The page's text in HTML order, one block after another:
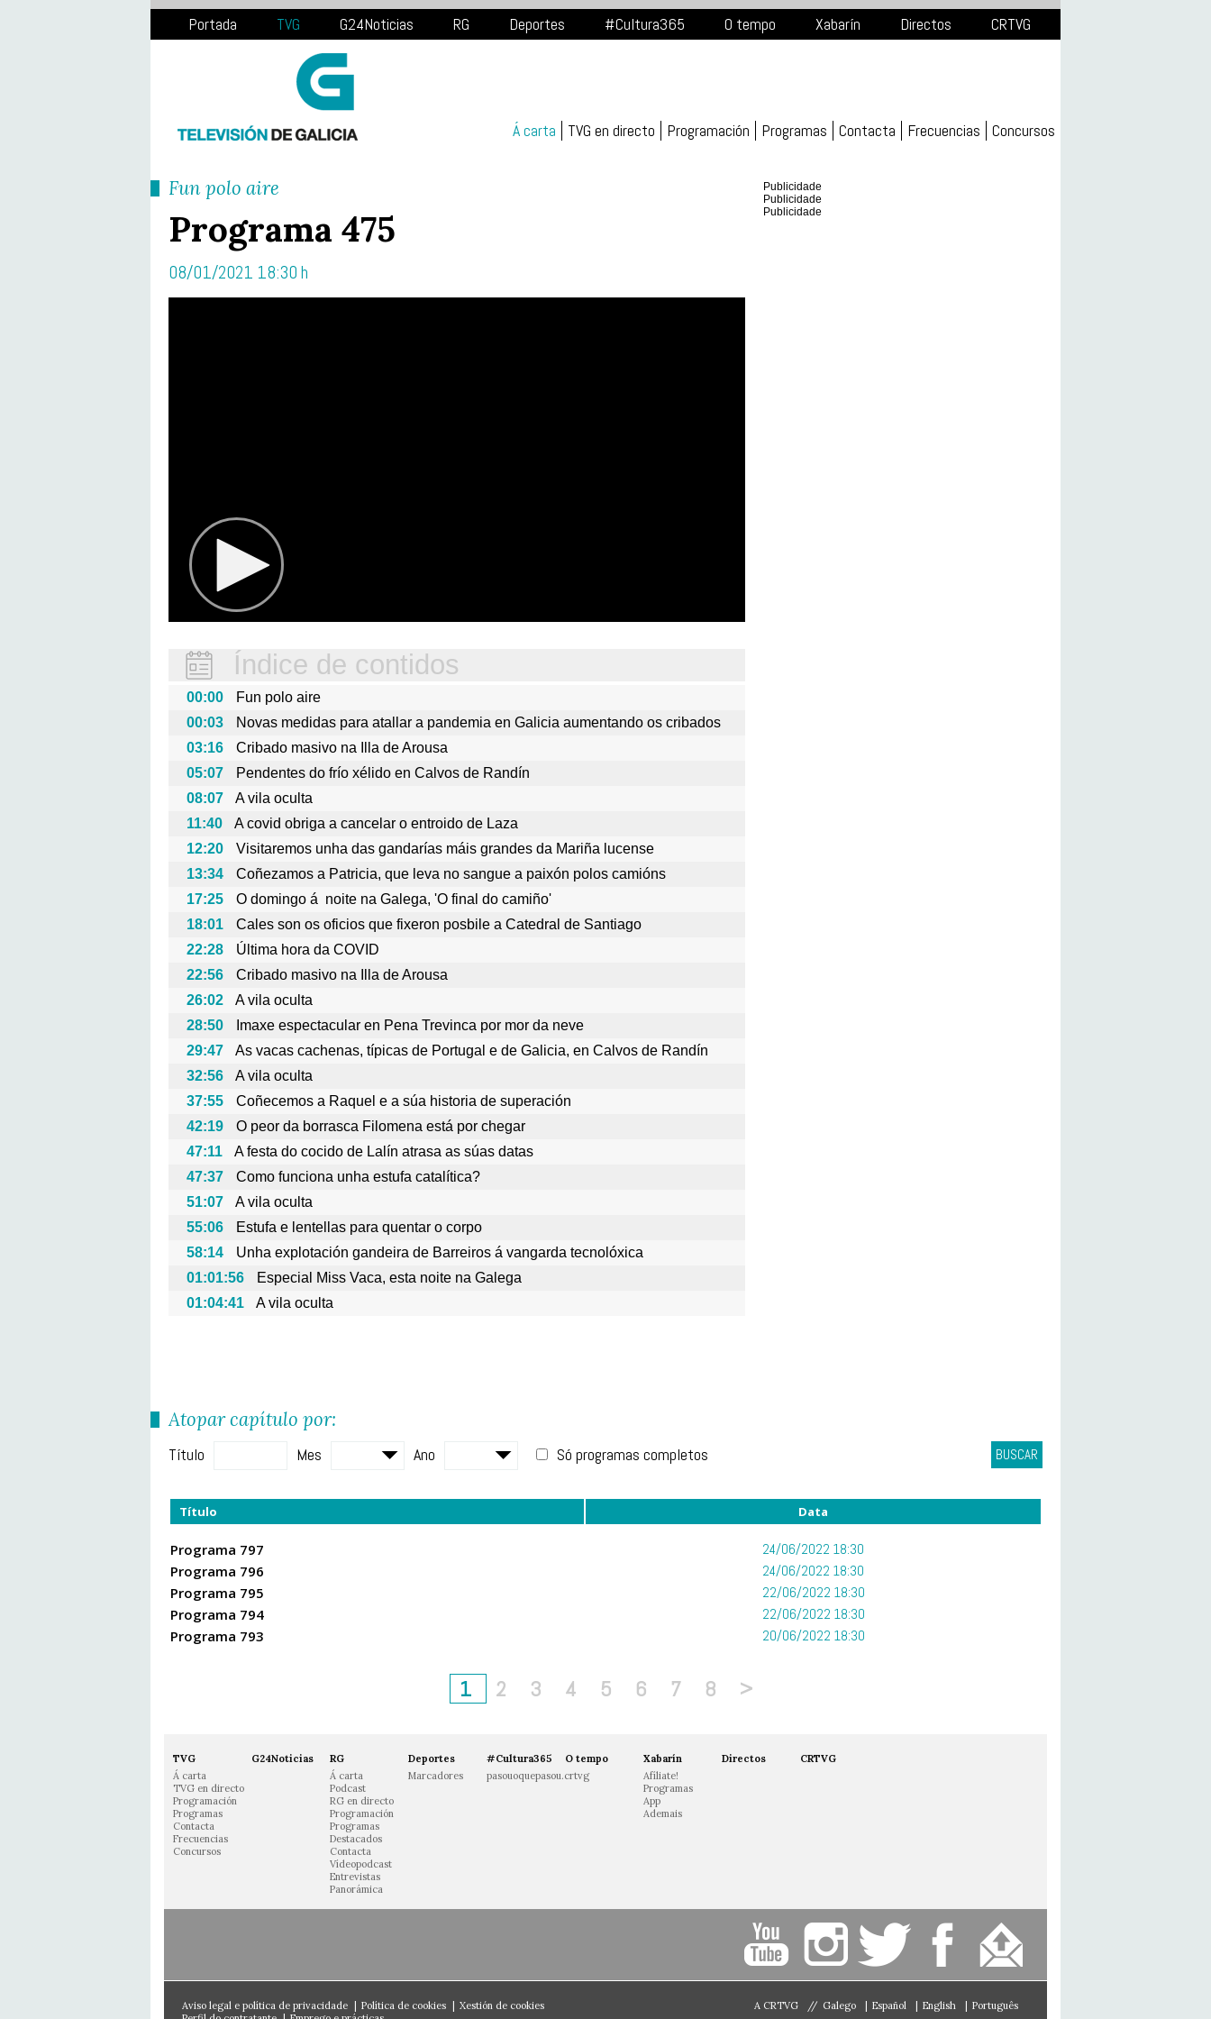
Portada TVG G24Noticias RG Deportes #Cultura365 O tempo Xabarín Directos CRTVG
Á carta TVG en directo Programación Programas Contacta Frecuencias Concursos
Fun polo aire
Programa 475
08/01/2021 18:30 h
Índice de contidos
00:00
Fun polo aire
00:03
Novas medidas para atallar a pandemia en Galicia aumentando os cribados
03:16
Cribado masivo na Illa de Arousa
05:07
Pendentes do frío xélido en Calvos de Randín
08:07
A vila oculta
11:40
A covid obriga a cancelar o entroido de Laza
12:20
Visitaremos unha das gandarías máis grandes da Mariña lucense
13:34
Coñezamos a Patricia, que leva no sangue a paixón polos camións
17:25
O domingo á noite na Galega, 'O final do camiño'
18:01
Cales son os oficios que fixeron posbile a Catedral de Santiago
22:28
Última hora da COVID
22:56
Cribado masivo na Illa de Arousa
26:02
A vila oculta
28:50
Imaxe espectacular en Pena Trevinca por mor da neve
29:47
As vacas cachenas, típicas de Portugal e de Galicia, en Calvos de Randín
32:56
A vila oculta
37:55
Coñecemos a Raquel e a súa historia de superación
42:19
O peor da borrasca Filomena está por chegar
47:11
A festa do cocido de Lalín atrasa as súas datas
47:37
Como funciona unha estufa catalítica?
51:07
A vila oculta
55:06
Estufa e lentellas para quentar o corpo
58:14
Unha explotación gandeira de Barreiros á vangarda tecnolóxica
01:01:56
Especial Miss Vaca, esta noite na Galega
01:04:41
A vila oculta
Publicidade
Publicidade
Publicidade
Atopar capítulo por:
Título Mes Ano Só programas completos BUSCAR
Título Data
Programa 797 24/06/2022 18:30
Programa 796 24/06/2022 18:30
Programa 795 22/06/2022 18:30
Programa 794 22/06/2022 18:30
Programa 793 20/06/2022 18:30
1 2 3 4 5 6 7 8 >
TVG
Á carta
TVG en directo
Programación
Programas
Contacta
Frecuencias
Concursos
G24Noticias
RG
Á carta
Podcast
RG en directo
Programación
Programas
Destacados
Contacta
Vídeopodcast
Entrevistas
Panorámica
Deportes
Marcadores
#Cultura365
pasouoquepasou.crtvg
O tempo
Xabarín
Afíliate!
Programas
App
Ademais
Directos CRTVG
Aviso legal e política de privacidade | Política de cookies | Xestión de cookies
A CRTVG // Galego | Español | English | Português